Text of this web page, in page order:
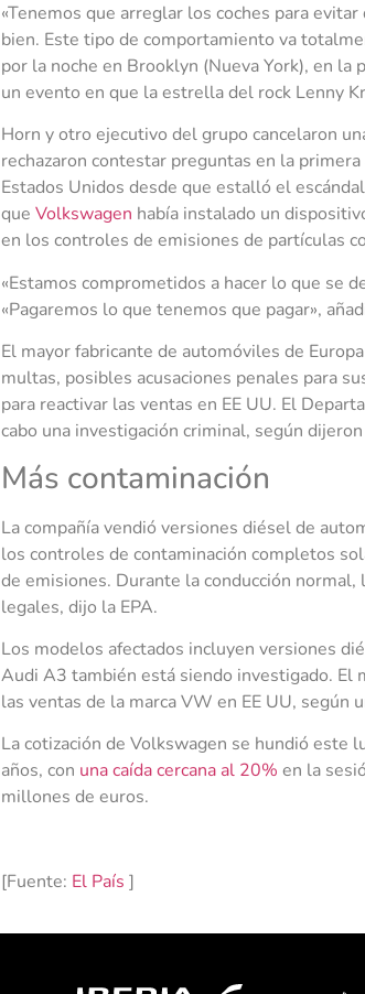
«Tenemos que arreglar los coches para
bien. Este tipo de comportamiento va
por la noche en Brooklyn (Nueva York), en
un evento en que la estrella del rock Lenny
Horn y otro ejecutivo del grupo cancelaron
rechazaron contestar preguntas en la
Estados Unidos desde que estalló el
que Volkswagen había instalado un
en los controles de emisiones de partículas
«Estamos comprometidos a hacer lo que se
«Pagaremos lo que tenemos que pagar»,
El mayor fabricante de automóviles de
multas, posibles acusaciones penales para
para reactivar las ventas en EE UU. El
cabo una investigación criminal, según
Más contaminación
La compañía vendió versiones diésel de
los controles de contaminación completos
de emisiones. Durante la conducción
legales, dijo la EPA.
Los modelos afectados incluyen versiones
Audi A3 también está siendo investigado.
las ventas de la marca VW en EE UU, según
La cotización de Volkswagen se hundió este
años, con una caída cercana al 20% en la
millones de euros.
[Fuente: El País ]